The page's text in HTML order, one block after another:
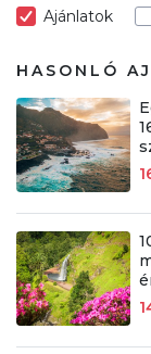
Ajánlatok
HASONLÓ